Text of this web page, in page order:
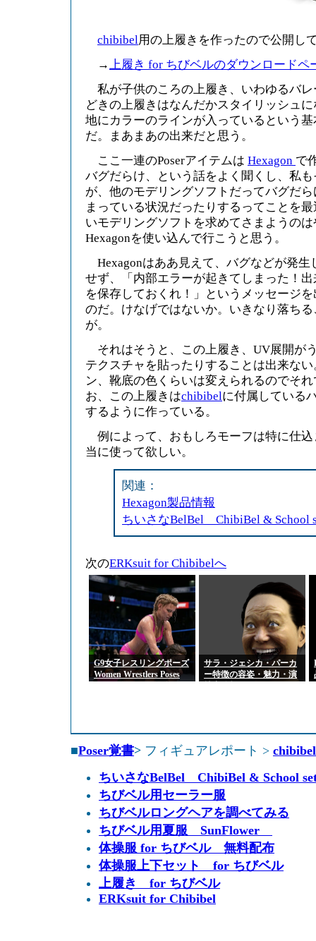
chibibel用の上履きを作ったので公開し
→上履き for ちびベルのダウンロードペ
私が子供のころの上履き、いわゆるバ
どきの上履きはなんだかスタイリッシュ
地にカラーのラインが入っているという
だ。まあまあの出来だと思う。
ここ一連のPoserアイテムは Hexagon で
バグだらけ、という話をよく聞くし、私
が、他のモデリングソフトだってバグだ
まっている状況だったりするってことを
いモデリングソフトを求めてさまようの
Hexagonを使い込んで行こうと思う。
Hexagonはああ見えて、バグなどが発生
せず、「内部エラーが起きてしまった！
を保存しておくれ！」というメッセージ
のだ。けなげではないか。いきなり落ち
が。
それはそうと、この上履き、UV展開が
テクスチャを貼ったりすることは出来な
ン、靴底の色くらいは変えられるのでそ
お、この上履きはchibibelに付属している
するように作っている。
例によって、おもしろモーフは特に仕
当に使って欲しい。
関連：
Hexagon製品情報
ちいさなBelBel ChibiBel & School
次のERKsuit for Chibibelへ
G9女子レスリングポーズ
Women Wrestlers Poses
サラ・ジェシカ・パーカ
ー特徴の容姿・魅力・演
■Poser覚書> フィギュアレポート > chibibel
ちいさなBelBel ChibiBel & School
ちびベル用セーラー服
ちびベルロングヘアを調べてみる
ちびベル用夏服 SunFlower
体操服 for ちびベル 無料配布
体操服上下セット for ちびベル
上履き for ちびベル
ERKsuit for Chibibel